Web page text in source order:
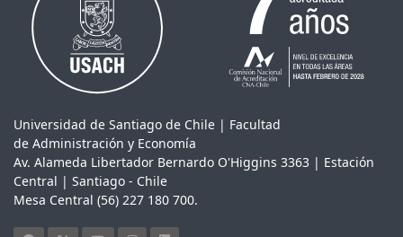
Universidad de Santiago de Chile | Facultad
de Administración y Economía
Av. Alameda Libertador Bernardo O'Higgins 3363 | Estación
Central | Santiago - Chile
Mesa Central (56) 227 180 700.